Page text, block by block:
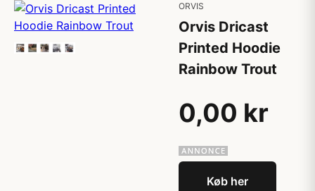
ORVIS
Orvis Dricast
Printed Hoodie
Rainbow Trout
0,00 kr
Køb her